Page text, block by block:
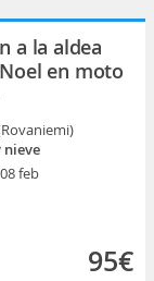
a la aldea
en moto
nieve
feb
95€